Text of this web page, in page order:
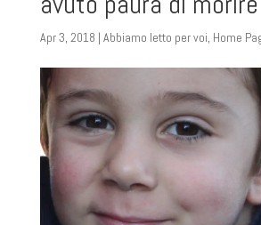
Apr 3, 2018 | Abbiamo letto per voi, Home